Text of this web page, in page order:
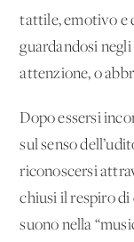
tattile, emotivo e
guardandosi
attenzione, o
Dopo essersi
sul senso
riconoscersi
chiusi il respiro
suono nella